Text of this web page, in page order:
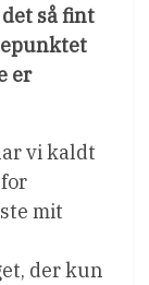
så fint
er
vi kaldt
mit
der kun